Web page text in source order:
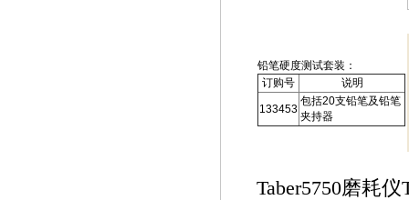
铅笔硬度测试套装：
订购号
说明
133453
包括20支铅笔及铅笔
夹持器
Taber5750磨耗